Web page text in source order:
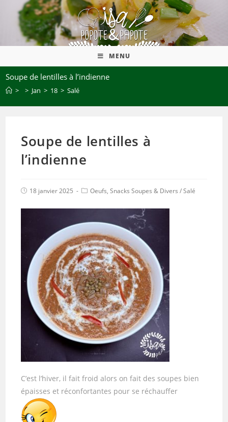
MENU
Soupe de lentilles à l’indienne
> > Jan > 18 > Salé
Soupe de lentilles à
l’indienne
18 janvier 2025 Oeufs, Snacks Soupes & Divers /Salé
C’est l’hiver, il fait froid alors on fait des soupes bien
épaisses et réconfortantes pour se réchauffer